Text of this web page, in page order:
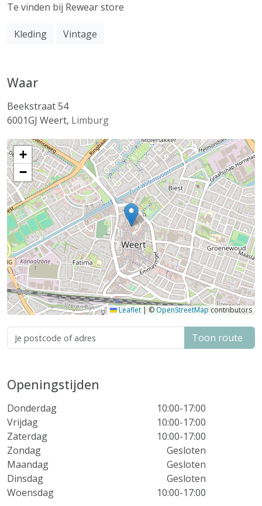
Te vinden bij Rewear store
Kleding Vintage
Waar
Beekstraat 54
6001GJ Weert, Limburg
+
−
Leaflet | © OpenStreetMapcontributors
Toon route
Openingstijden
Donderdag
10:00-17:00
Vrijdag
10:00-17:00
Zaterdag
10:00-17:00
Zondag
Gesloten
Maandag
Gesloten
Dinsdag
Gesloten
Woensdag
10:00-17:00